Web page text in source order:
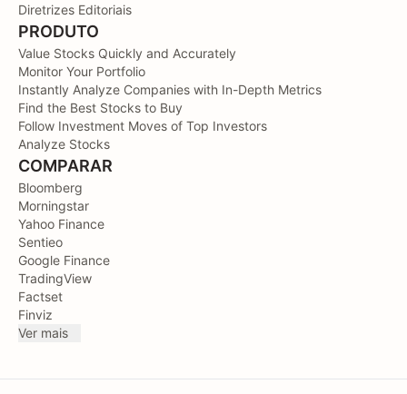
Diretrizes Editoriais
PRODUTO
Value Stocks Quickly and Accurately
Monitor Your Portfolio
Instantly Analyze Companies with In-Depth Metrics
Find the Best Stocks to Buy
Follow Investment Moves of Top Investors
Analyze Stocks
COMPARAR
Bloomberg
Morningstar
Yahoo Finance
Sentieo
Google Finance
TradingView
Factset
Finviz
Ver mais